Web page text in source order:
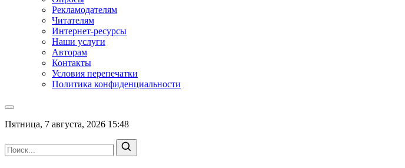
Рекламодателям
Читателям
Интернет-ресурсы
Наши услуги
Авторам
Контакты
Условия перепечатки
Политика конфиденциальности
Пятница, 7 августа, 2026 15:48